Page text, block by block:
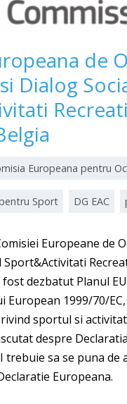
de
Dialog
Europeana pentru
Sport DG EAC
Europeane de
dezbatut Planul
European 1999/70/
sportul si
despre
trebuie sa se puna
Europeana.